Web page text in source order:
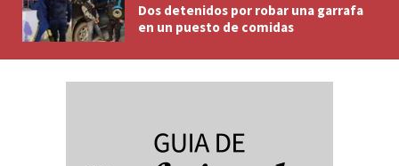
Dos detenidos por robar una garrafa
en un puesto de comidas